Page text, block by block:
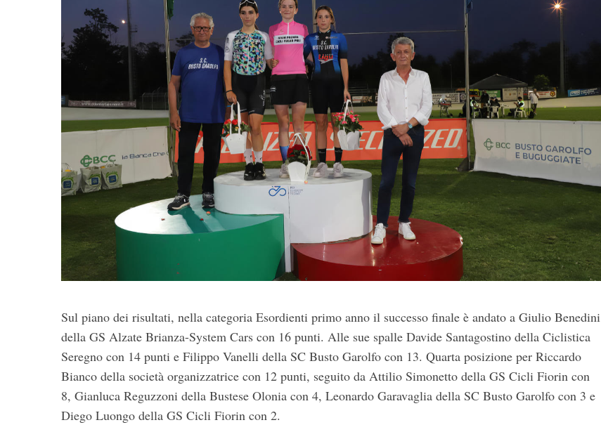
Sul piano dei risultati, nella categoria Esordienti primo anno il successo finale è andato a Giulio Benedini
della GS Alzate Brianza-System Cars con 16 punti. Alle sue spalle Davide Santagostino della Ciclistica
Seregno con 14 punti e Filippo Vanelli della SC Busto Garolfo con 13. Quarta posizione per Riccardo
Bianco della società organizzatrice con 12 punti, seguito da Attilio Simonetto della GS Cicli Fiorin con
8, Gianluca Reguzzoni della Bustese Olonia con 4, Leonardo Garavaglia della SC Busto Garolfo con 3 e
Diego Luongo della GS Cicli Fiorin con 2.